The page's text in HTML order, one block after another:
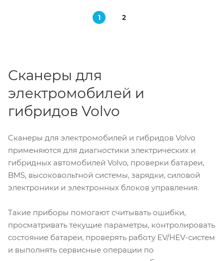
1 2
Сканеры для
электромобилей и
гибридов Volvo
Сканеры для электромобилей и гибридов Volvo
применяются для диагностики электрических и
гибридных автомобилей Volvo, проверки батареи,
BMS, высоковольтной системы, зарядки, силовой
электроники и электронных блоков управления.
Такие приборы помогают считывать ошибки,
просматривать текущие параметры, контролировать
состояние батареи, проверять работу EV/HEV-систем
и выполнять сервисные операции по